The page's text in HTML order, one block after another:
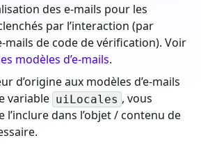
des e-mails pour les
par l’interaction (par
mails de code de vérification). Voir
modèles d’e-mails.
d’origine aux modèles d’e-mails
variable uiLocales , vous
dans l’objet / contenu de